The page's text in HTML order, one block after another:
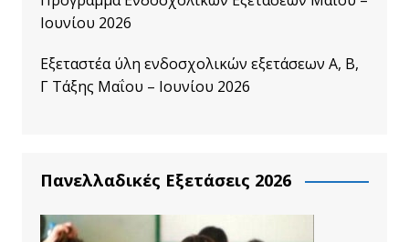
Ιουνίου 2026
Εξεταστέα ύλη ενδοσχολικών εξετάσεων A, B,
Γ Τάξης Μαΐου – Ιουνίου 2026
Πανελλαδικές Εξετάσεις 2026